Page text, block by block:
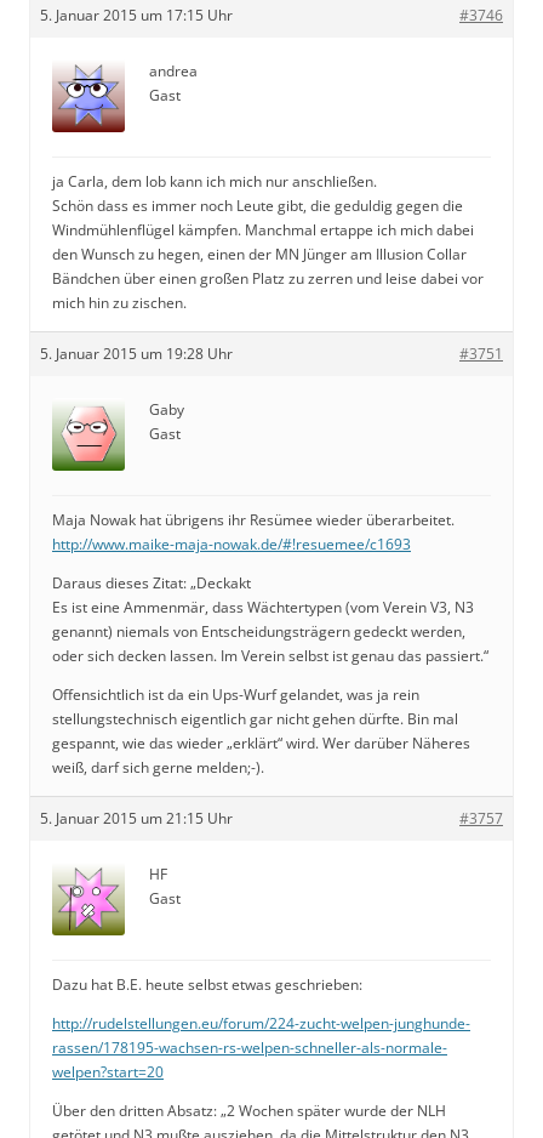
5. Januar 2015 um 17:15 Uhr #3746
andrea
Gast
ja Carla, dem lob kann ich mich nur anschließen.
Schön dass es immer noch Leute gibt, die geduldig gegen die
Windmühlenflügel kämpfen. Manchmal ertappe ich mich dabei
den Wunsch zu hegen, einen der MN Jünger am Illusion Collar
Bändchen über einen großen Platz zu zerren und leise dabei vor
mich hin zu zischen.
5. Januar 2015 um 19:28 Uhr #3751
Gaby
Gast
Maja Nowak hat übrigens ihr Resümee wieder überarbeitet.
http://www.maike-maja-nowak.de/#!resuemee/c1693
Daraus dieses Zitat: „Deckakt
Es ist eine Ammenmär, dass Wächtertypen (vom Verein V3, N3
genannt) niemals von Entscheidungsträgern gedeckt werden,
oder sich decken lassen. Im Verein selbst ist genau das passiert.“
Offensichtlich ist da ein Ups-Wurf gelandet, was ja rein
stellungstechnisch eigentlich gar nicht gehen dürfte. Bin mal
gespannt, wie das wieder „erklärt“ wird. Wer darüber Näheres
weiß, darf sich gerne melden;-).
5. Januar 2015 um 21:15 Uhr #3757
HF
Gast
Dazu hat B.E. heute selbst etwas geschrieben:
http://rudelstellungen.eu/forum/224-zucht-welpen-junghunde-
rassen/178195-wachsen-rs-welpen-schneller-als-normale-
welpen?start=20
Über den dritten Absatz: „2 Wochen später wurde der NLH